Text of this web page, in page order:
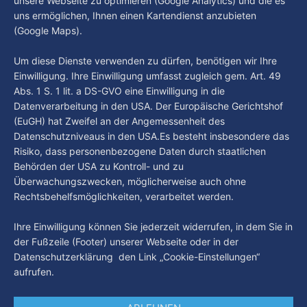
um 18 Uhr beantwortet werden - auf YouTube und im TV.
“Hamburg Der Tag” ist deine Nachrichtensendung bei
Hamburg 1. Was passiert in der Hansestadt? Was
in unserer Stadt an? Fragen, die von Montag bis Freitag LIVE
um 18 Uhr beantwortet werden - auf YouTube und im TV.
By Luca Kimmel 5. Aug. 2026
uns ermöglichen, Ihnen einen Kartendienst anzubieten
(Google Maps).
Um diese Dienste verwenden zu dürfen, benötigen wir Ihre
Einwilligung. Ihre Einwilligung umfasst zugleich gem. Art. 49
Abs. 1 S. 1 lit. a DS-GVO eine Einwilligung in die
Datenverarbeitung in den USA. Der Europäische Gerichtshof
(EuGH) hat Zweifel an der Angemessenheit des
Datenschutzniveaus in den USA.Es besteht insbesondere das
Risiko, dass personenbezogene Daten durch staatlichen
Behörden der USA zu Kontroll- und zu
Überwachungszwecken, möglicherweise auch ohne
Rechtsbehelfsmöglichkeiten, verarbeitet werden.
Ihre Einwilligung können Sie jederzeit widerrufen, in dem Sie in
der Fußzeile (Footer) unserer Webseite oder in der
Datenschutzerklärung den Link „Cookie-Einstellungen“
aufrufen.